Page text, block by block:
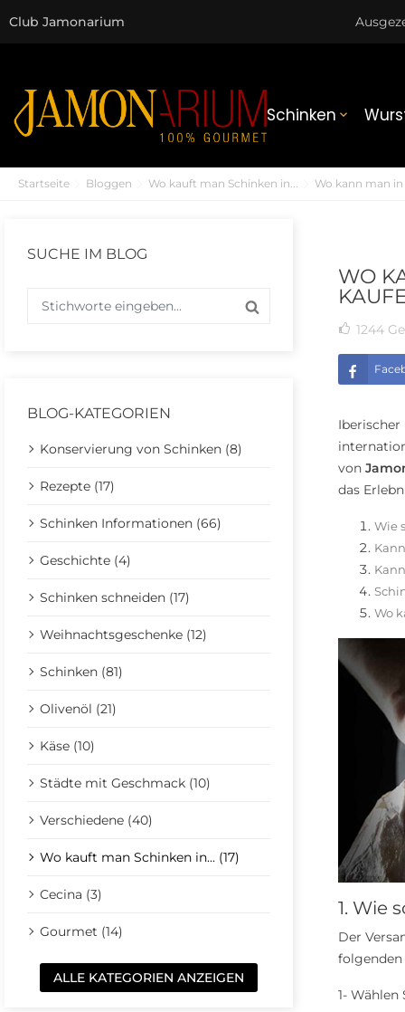
Club Jamonarium
Schinken 
Startseite Bloggen Wo kauft man Schinken in... Wo kann man
SUCHE IM BLOG
BLOG-KATEGORIEN
Konservierung von Schinken (8)
Rezepte (17)
Schinken Informationen (66)
Geschichte (4)
Schinken schneiden (17)
Weihnachtsgeschenke (12)
Schinken (81)
Olivenöl (21)
Käse (10)
Städte mit Geschmack (10)
Verschiedene (40)
Wo kauft man Schinken in... (17)
Cecina (3)
Gourmet (14)
ALLE KATEGORIEN ANZEIGEN
WO
1244
von
das
Wie
Wo
1. Wie
Der
folgenden
1- Wählen